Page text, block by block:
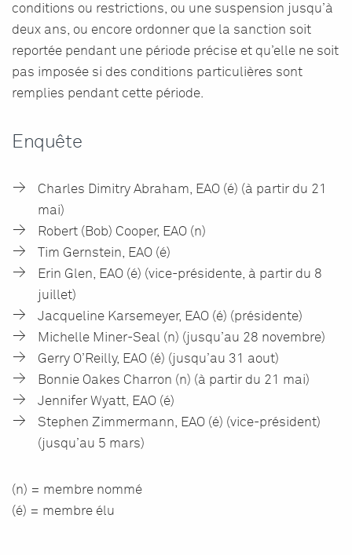
conditions ou restrictions, ou une suspension jusqu’à
deux ans, ou encore ordonner que la sanction soit
reportée pendant une période précise et qu’elle ne soit
pas imposée si des conditions particulières sont
remplies pendant cette période.
Enquête
Charles Dimitry Abraham, EAO (é) (à partir du 21
mai)
Robert (Bob) Cooper, EAO (n)
Tim Gernstein, EAO (é)
Erin Glen, EAO (é) (vice-présidente, à partir du 8
juillet)
Jacqueline Karsemeyer, EAO (é) (présidente)
Michelle Miner-Seal (n) (jusqu’au 28 novembre)
Gerry O’Reilly, EAO (é) (jusqu’au 31 aout)
Bonnie Oakes Charron (n) (à partir du 21 mai)
Jennifer Wyatt, EAO (é)
Stephen Zimmermann, EAO (é) (vice-président)
(jusqu’au 5 mars)
(n) = membre nommé
(é) = membre élu